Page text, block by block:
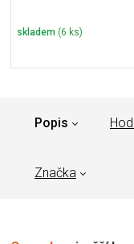
skladem (6 ks)
Popis
Značka